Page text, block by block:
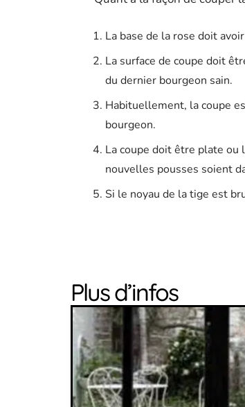
La base de la rose doit
La surface de coupe doit
du dernier bourgeon sain.
Habituellement, la coupe
bourgeon.
La coupe doit être plate ou
nouvelles pousses soient
Si le noyau de la tige est
Plus d’infos